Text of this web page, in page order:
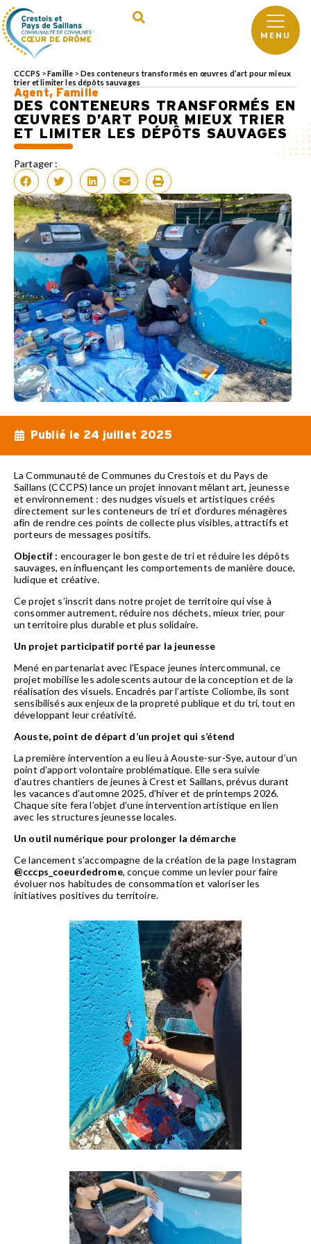
MENU
CCCPS >Famille > Des conteneurs transformés en œuvres d’art pour mieux
trier et limiter les dépôts sauvages
Agent, Famille
DES CONTENEURS TRANSFORMÉS EN
ŒUVRES D’ART POUR MIEUX TRIER
ET LIMITER LES DÉPÔTS SAUVAGES
Partager :
Publié le 24 juillet 2025
La Communauté de Communes du Crestois et du Pays de
Saillans (CCCPS) lance un projet innovant mêlant art, jeunesse
et environnement : des nudges visuels et artistiques créés
directement sur les conteneurs de tri et d’ordures ménagères
afin de rendre ces points de collecte plus visibles, attractifs et
porteurs de messages positifs.
Objectif : encourager le bon geste de tri et réduire les dépôts
sauvages, en influençant les comportements de manière douce,
ludique et créative.
Ce projet s’inscrit dans notre projet de territoire qui vise à
consommer autrement, réduire nos déchets, mieux trier, pour
un territoire plus durable et plus solidaire.
Un projet participatif porté par la jeunesse
Mené en partenariat avec l’Espace jeunes intercommunal, ce
projet mobilise les adolescents autour de la conception et de la
réalisation des visuels. Encadrés par l’artiste Coliombe, ils sont
sensibilisés aux enjeux de la propreté publique et du tri, tout en
développant leur créativité.
Aouste, point de départ d’un projet qui s’étend
La première intervention a eu lieu à Aouste-sur-Sye, autour d’un
point d’apport volontaire problématique. Elle sera suivie
d’autres chantiers de jeunes à Crest et Saillans, prévus durant
les vacances d’automne 2025, d’hiver et de printemps 2026.
Chaque site fera l’objet d’une intervention artistique en lien
avec les structures jeunesse locales.
Un outil numérique pour prolonger la démarche
Ce lancement s’accompagne de la création de la page Instagram
@cccps_coeurdedrome, conçue comme un levier pour faire
évoluer nos habitudes de consommation et valoriser les
initiatives positives du territoire.